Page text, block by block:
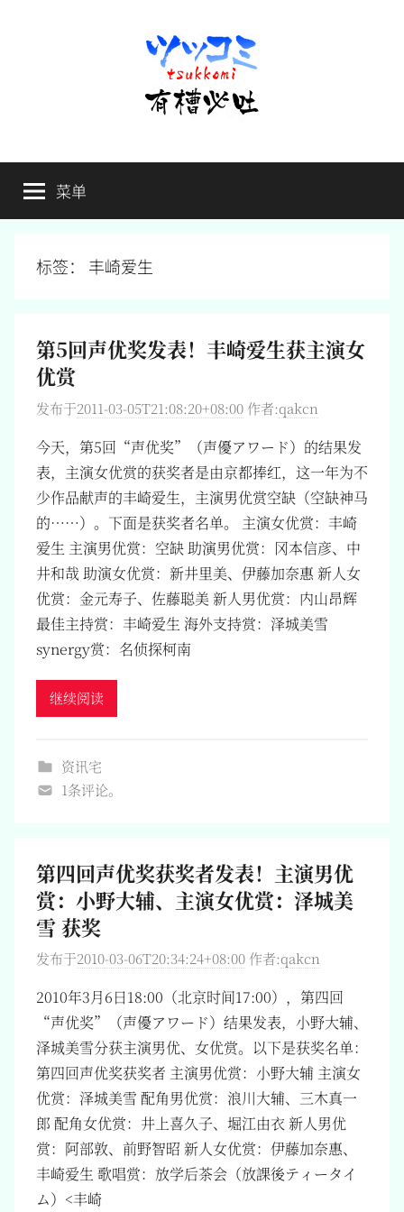
有
槽
必
槽，
毋
菜单
标签： 丰崎爱生
第5回声优奖发表！丰崎爱生获主演女
优赏
发布于2011-03-05T21:08:20+08:00 作者:qakcn
今天，第5回“声优奖”（声優アワード）的结果发
表，主演女优赏的获奖者是由京都捧红，这一年为不
少作品献声的丰崎爱生，主演男优赏空缺（空缺神马
的……）。下面是获奖者名单。 主演女优赏：丰崎
爱生 主演男优赏：空缺 助演男优赏：冈本信彦、中
井和哉 助演女优赏：新井里美、伊藤加奈惠 新人女
优赏：金元寿子、佐藤聪美 新人男优赏：内山昂辉
最佳主持赏：丰崎爱生 海外支持赏：泽城美雪
synergy赏：名侦探柯南
继续阅读
资讯宅
1条评论。
第四回声优奖获奖者发表！主演男优
赏：小野大辅、主演女优赏：泽城美
雪 获奖
发布于2010-03-06T20:34:24+08:00 作者:qakcn
2010年3月6日18:00（北京时间17:00），第四回
“声优奖”（声優アワード）结果发表，小野大辅、
泽城美雪分获主演男优、女优赏。以下是获奖名单：
第四回声优奖获奖者 主演男优赏：小野大辅 主演女
优赏：泽城美雪 配角男优赏：浪川大辅、三木真一
郎 配角女优赏：井上喜久子、堀江由衣 新人男优
赏：阿部敦、前野智昭 新人女优赏：伊藤加奈惠、
丰崎爱生 歌唱赏：放学后茶会（放課後ティータイ
ム）<丰崎